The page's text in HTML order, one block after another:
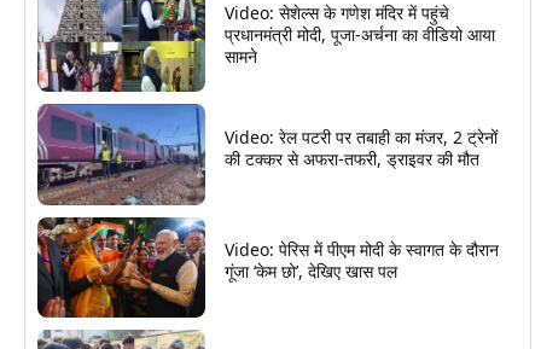
Video: सेशेल्स के गणेश मंदिर में पहुंचे
प्रधानमंत्री मोदी, पूजा-अर्चना का वीडियो आया
सामने
Video: रेल पटरी पर तबाही का मंजर, 2 ट्रेनों
की टक्कर से अफरा-तफरी, ड्राइवर की मौत
Video: पेरिस में पीएम मोदी के स्वागत के दौरान
गूंजा ‘केम छो’, देखिए खास पल